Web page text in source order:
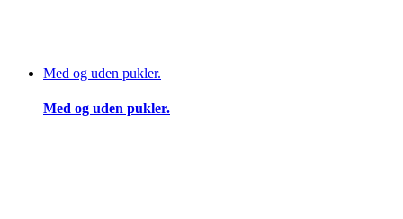
Med og uden pukler.
Med og uden pukler.